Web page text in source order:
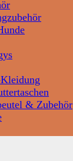
& Zubehör